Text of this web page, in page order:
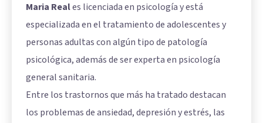
Maria Reales licenciada en psicología y está
especializada en el tratamiento de adolescentes y
personas adultas con algún tipo de patología
psicológica, además de ser experta en psicología
general sanitaria.
Entre los trastornos que más ha tratado destacan
los problemas de ansiedad, depresión y estrés, las